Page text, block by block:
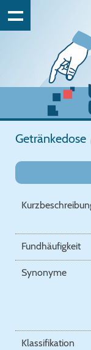
Getränkedose
Fundhäufigkeit
Synonyme
Klassifikation